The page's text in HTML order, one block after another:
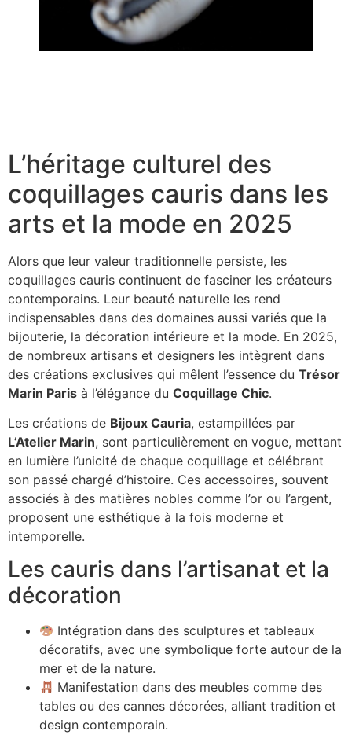
L’héritage culturel des
coquillages cauris dans les
arts et la mode en 2025
Alors que leur valeur traditionnelle persiste, les
coquillages cauris continuent de fasciner les créateurs
contemporains. Leur beauté naturelle les rend
indispensables dans des domaines aussi variés que la
bijouterie, la décoration intérieure et la mode. En 2025,
de nombreux artisans et designers les intègrent dans
des créations exclusives qui mêlent l’essence du Trésor
Marin Paris à l’élégance du Coquillage Chic.
Les créations de Bijoux Cauria, estampillées par
L’Atelier Marin, sont particulièrement en vogue, mettant
en lumière l’unicité de chaque coquillage et célébrant
son passé chargé d’histoire. Ces accessoires, souvent
associés à des matières nobles comme l’or ou l’argent,
proposent une esthétique à la fois moderne et
intemporelle.
Les cauris dans l’artisanat et la
décoration
Intégration dans des sculptures et tableaux
décoratifs, avec une symbolique forte autour de la
mer et de la nature.
Manifestation dans des meubles comme des
tables ou des cannes décorées, alliant tradition et
design contemporain.